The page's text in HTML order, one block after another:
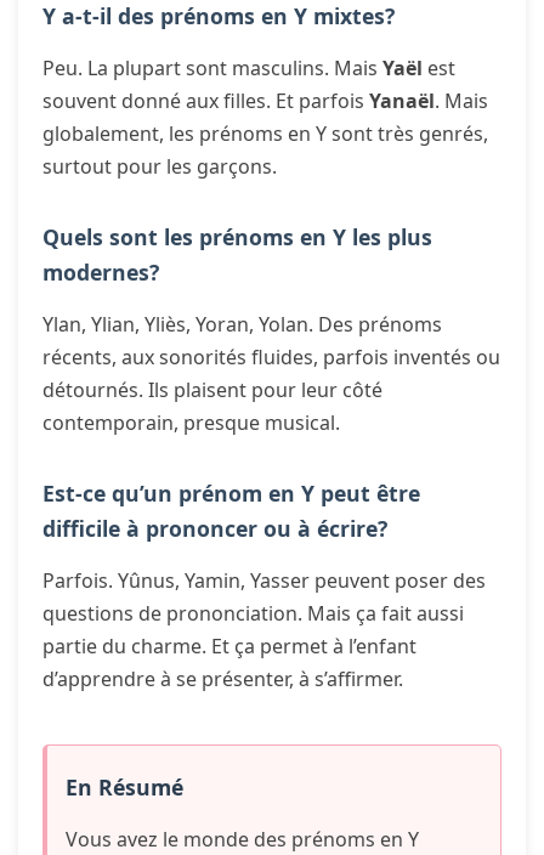
Y a-t-il des prénoms en Y mixtes?
Peu. La plupart sont masculins. Mais Yaël est
souvent donné aux filles. Et parfois Yanaël. Mais
globalement, les prénoms en Y sont très genrés,
surtout pour les garçons.
Quels sont les prénoms en Y les plus
modernes?
Ylan, Ylian, Yliès, Yoran, Yolan. Des prénoms
récents, aux sonorités fluides, parfois inventés ou
détournés. Ils plaisent pour leur côté
contemporain, presque musical.
Est-ce qu’un prénom en Y peut être
difficile à prononcer ou à écrire?
Parfois. Yûnus, Yamin, Yasser peuvent poser des
questions de prononciation. Mais ça fait aussi
partie du charme. Et ça permet à l’enfant
d’apprendre à se présenter, à s’affirmer.
En Résumé
Vous avez le monde des prénoms en Y